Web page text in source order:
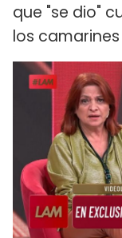
que "se dio"
los